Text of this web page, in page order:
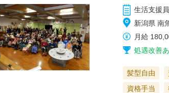
生活支援
新潟県 南
月給
処遇改善
髪型自由
資格手当